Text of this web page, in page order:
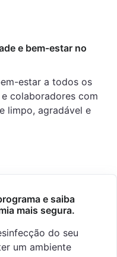
e bem-estar no
estar a todos os
e colaboradores com
limpo, agradável e
e saiba
mais segura.
do seu
um ambiente